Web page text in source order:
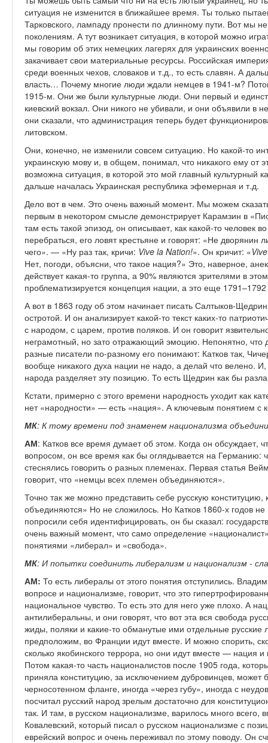
ситуация не изменится в ближайшее время. Ты только
Тарковского, лампаду пронести по длинному пути. Вот мы
поколениям. А тут возникает ситуация, в которой можно
мы говорим об этих немецких лагерях для украинских
закачивает свои материальные ресурсы. Российская
среди военных чехов, словаков и т.д., то есть славян. А
власть… Почему многие люди ждали немцев в 1941-м?
1915-м. Они же были культурные люди. Они первый и
киевский вокзал. Они никого не убивали, и они объявили в
они сказали, что администрация теперь будет
литовском.
Они, конечно, не изменили совсем ситуацию. Но какой-то
украинскую мову и, в общем, понимал, что никакого ему от
возможна ситуация, в которой это мой главный культурный
дальше началась Украинская республика эфемерная и т.д.
Дело вот в чем. Это очень важный момент. Мы можем
первым в некотором смысле демонстрирует Карамзин в
там есть такой эпизод, он описывает, как какой-то человек
перебраться, его ловят крестьяне и говорят: «Не
чего». — «Ну раз так, кричи: Vive la Nation!». Он кричит: «Vive
Нет, погоди, объясни, что такое нация?» Это, наверное,
действует какая-то группа, а 90% являются зрителями в
проблематизируется концепция нации, а это еще
А вот в 1863 году об этом начинает писать Салтыков-
остротой. И он анализирует какой-то текст каких-то
с народом, с царем, против поляков. И он говорит
неграмотный, но зато отражающий эмоцию. Непонятно, что
разные писатели по-разному его понимают: Катков так,
вообще никакого духа нации не надо, а делай что велено.
народа разделяет эту позицию. То есть Щедрин как бы
Кстати, примерно с этого времени народность уходит как
нет «народности» — есть «нация». А ключевым понятием с
МК: К тому времени под знаменем национализма
АМ: Катков все время думает об этом. Когда он обсуждает,
вопросом, он все время как бы оглядывается на
стеснялись говорить о разных племенах. Первая статья
говорит, что «немцы всех племен объединяются».
Точно так же можно представить себе русскую конституцию,
объединяются» Но не сложилось. Но Катков 1860-х годов
попросили себя идентифицировать, он бы сказал:
очень важный момент, что само определение
понятиями «либерал» и «свобода».
МК: И попытки соединить либерализм и национализм -
АМ: То есть либералы от этого понятия отступились.
вопросе и национализме, говорит, что это
национальное чувство. То есть это для него уже плохо. А
антилиберальны, и они говорят, что вот эта вся свобода
жиды, поляки и какие-то обманутые ими отдельные
предположим, во Франции идут вместе. И можно спорить,
сколько якобинского террора, но они идут вместе — нация
Потом какая-то часть националистов после 1905 года,
приняла конституцию, за исключением дубровинцев, может
черносотенном фланге, иногда «через губу», иногда с
посчитал русский народ зрелым достаточно для
так. И там, в русском национализме, варилось много всего,
Ковалевский, который писал о русском национализме с
еврейский вопрос и очень переживал по этому поводу. Он